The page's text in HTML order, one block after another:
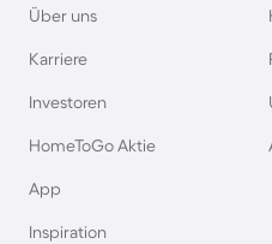
Bauernhofurlaub am
Bauernhofurlaub in
Über uns
Karriere
Investoren
HomeToGo Aktie
App
Inspiration